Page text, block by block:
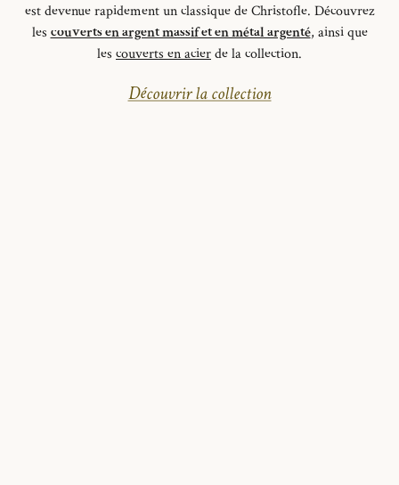
est devenuerapidement un classique de Christofle. Découvrez
les couverts en argent massif et en métal argenté, ainsi que
les couverts en acierde la collection.
Découvrir la collection